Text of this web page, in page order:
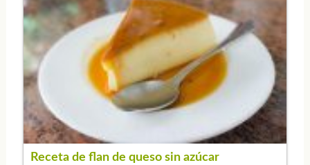
Receta de flan de queso sin azúcar